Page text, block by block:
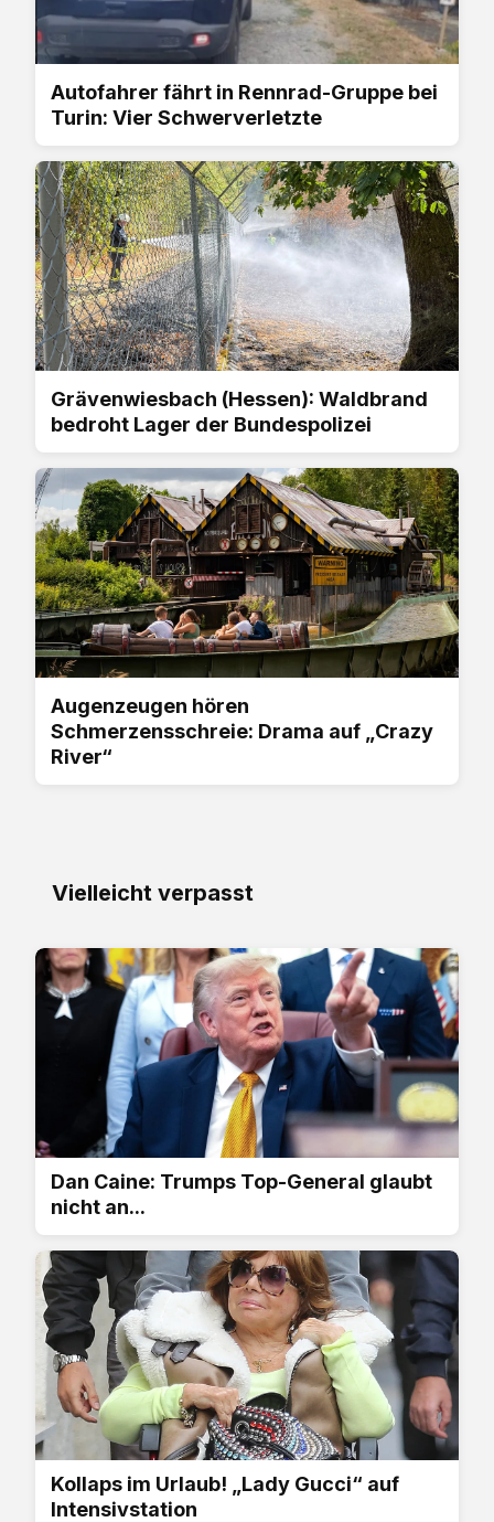
Autofahrer fährt in Rennrad-Gruppe bei
Turin: Vier Schwerverletzte
Grävenwiesbach (Hessen): Waldbrand
bedroht Lager der Bundespolizei
Augenzeugen hören
Schmerzensschreie: Drama auf „Crazy
River“
Vielleicht verpasst
Dan Caine: Trumps Top-General glaubt
nicht an...
Kollaps im Urlaub! „Lady Gucci“ auf
Intensivstation